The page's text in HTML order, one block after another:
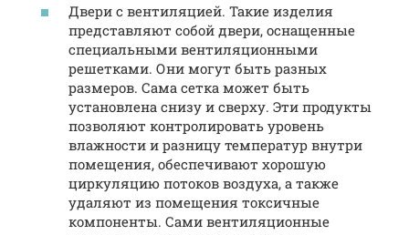
Двери с вентиляцией. Такие изделия
представляют собой двери, оснащенные
специальными вентиляционными
решетками. Они могут быть разных
размеров. Сама сетка может быть
установлена снизу и сверху. Эти продукты
позволяют контролировать уровень
влажности и разницу температур внутри
помещения, обеспечивают хорошую
циркуляцию потоков воздуха, а также
удаляют из помещения токсичные
компоненты. Сами вентиляционные